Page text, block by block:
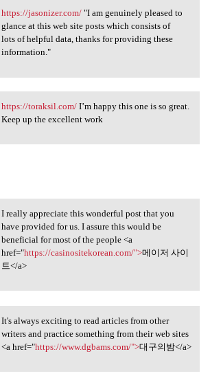
jasonizer.com/ "I am
https://jasonizer.com/"I am genuinely pleased to
glance at this web site posts which consists of
lots of helpful data, thanks for providing these
information."
toraksil.com/ I’m
https://toraksil.com/I’m happy this one is so great.
Keep up the excellent work
appreciate this
I really appreciate this wonderful post that you
have provided for us. I assure this would be
beneficial for most of the people <a
href="https://casinositekorean.com/">메이저 사이
트</a>
always exciting to read
It's always exciting to read articles from other
writers and practice something from their web sites
<a href="https://www.dgbams.com/">대구의밤</a>